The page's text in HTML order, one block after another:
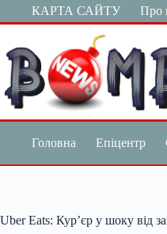
Перейти
до
КАРТА САЙТУ Про
Головна Епіцентр
Uber Eats: Кур’єр у шоку від